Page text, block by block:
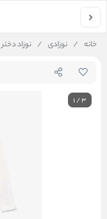
خانه / نوزادی / نوزاد دختر
1/3